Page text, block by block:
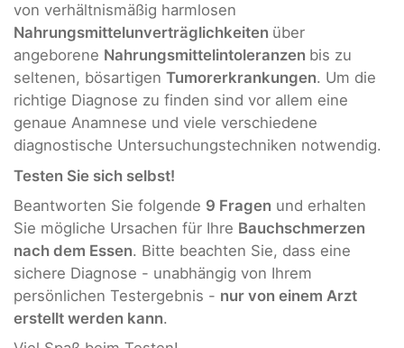
von verhältnismäßig harmlosen
Nahrungsmittelunverträglichkeiten über
angeborene Nahrungsmittelintoleranzen bis zu
seltenen, bösartigen Tumorerkrankungen. Um die
richtige Diagnose zu finden sind vor allem eine
genaue Anamnese und viele verschiedene
diagnostische Untersuchungstechniken notwendig.
Testen Sie sich selbst!
Beantworten Sie folgende 9 Fragen und erhalten
Sie mögliche Ursachen für Ihre Bauchschmerzen
nach dem Essen. Bitte beachten Sie, dass eine
sichere Diagnose - unabhängig von Ihrem
persönlichen Testergebnis - nur von einem Arzt
erstellt werden kann.